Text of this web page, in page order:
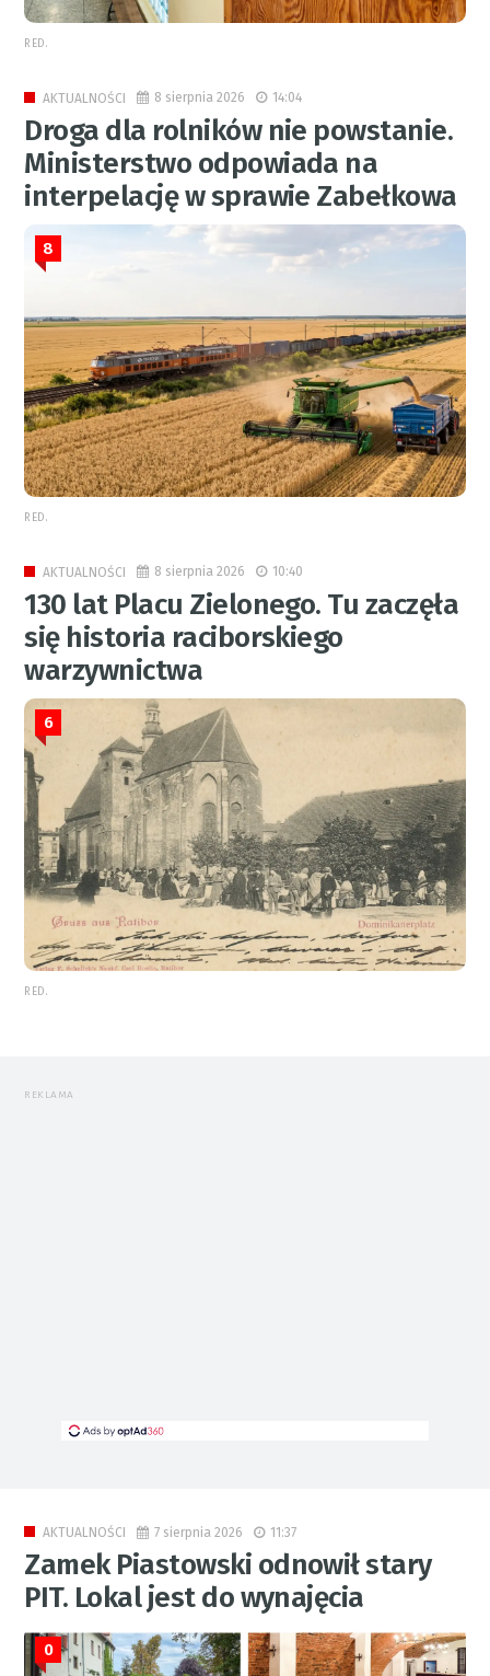
RED.
AKTUALNOŚCI 8 sierpnia 2026 14:04
Droga dla rolników nie powstanie.
Ministerstwo odpowiada na
interpelację w sprawie Zabełkowa
8
RED.
AKTUALNOŚCI 8 sierpnia 2026 10:40
130 lat Placu Zielonego. Tu zaczęła
się historia raciborskiego
warzywnictwa
6
RED.
REKLAMA
AKTUALNOŚCI 7 sierpnia 2026 11:37
Zamek Piastowski odnowił stary
PIT. Lokal jest do wynajęcia
0